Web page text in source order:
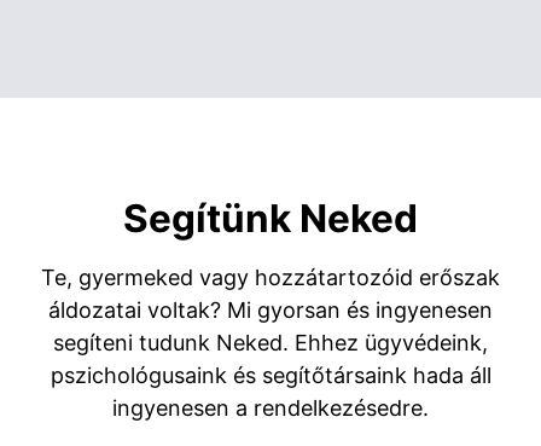
Segítünk Neked
Te, gyermeked vagy hozzátartozóid erőszak
áldozatai voltak? Mi gyorsan és ingyenesen
segíteni tudunk Neked. Ehhez ügyvédeink,
pszichológusaink és segítőtársaink hada áll
ingyenesen a rendelkezésedre.